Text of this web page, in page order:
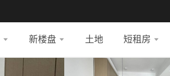
新楼盘 土地 短租房